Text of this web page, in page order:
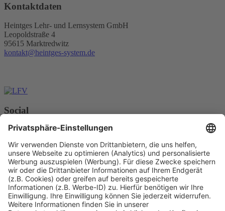
Kontaktdaten
Heintges Lehr- und Lernsystem GmbH
Leopoldstraße 4
95615 Marktredwitz
kontakt@heintges-system.de
Social
Facebook
Youtube
© Copyright - Heintges Lehr- und Lernsystem GmbH
Impressum
Informationspflichten
Datenschutz
Widerrufsbelehrung